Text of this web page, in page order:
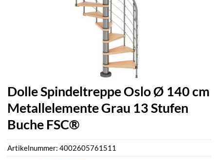
Dolle Spindeltreppe Oslo Ø 140 cm
Metallelemente Grau 13 Stufen
Buche FSC®
Artikelnummer: 4002605761511